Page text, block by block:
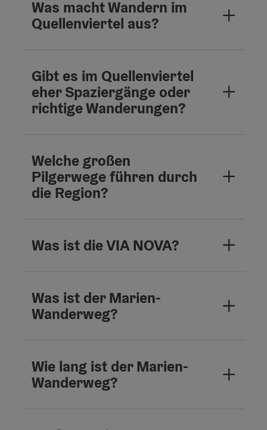
Was macht Wandern im
Quellenviertel aus?
Gibt es im Quellenviertel
eher Spaziergänge oder
richtige Wanderungen?
Welche großen
Pilgerwege führen durch
die Region?
Was ist die VIA NOVA?
Was ist der Marien-
Wanderweg?
Wie lang ist der Marien-
Wanderweg?